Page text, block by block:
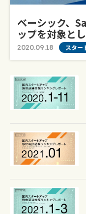
ベーシック、
ップを対象と
2020.09.18 スター